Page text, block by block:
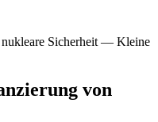
Sicherheit — Kleine
von